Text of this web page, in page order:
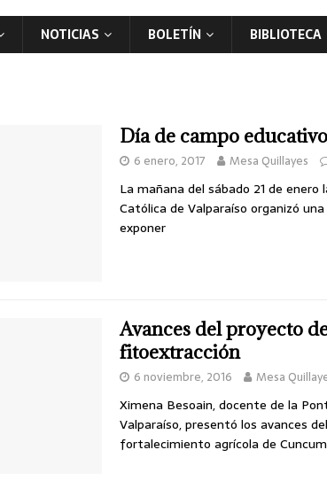
NOTICIAS BOLETÍN BIBLIOTECA
Día de campo educativo
6 enero, 2017 Mesa Quillayes
La mañana del sábado 21 de
Católica de Valparaíso organizó
exponer
Avances del proyecto
fitoextracción
6 noviembre, 2016 Mesa
Ximena Besoain, docente de la
Valparaíso, presentó los avances
fortalecimiento agrícola de